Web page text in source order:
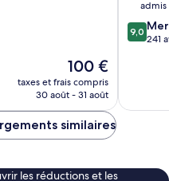
Le
nouveau
prix
de
100 €
taxes et frais compris
30 août - 31 août
SPA
Fouras
admis
9.0
sur
9,0
241
similaires
les réductions et les